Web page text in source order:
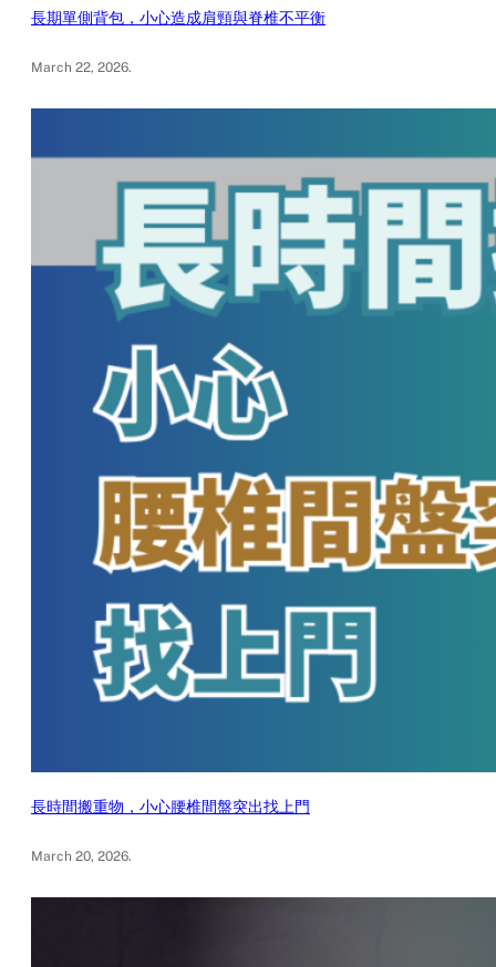
長期單側背包，小心造成肩頸與脊椎不平衡
March 22, 2026.
長時間搬重物，小心腰椎間盤突出找上門
March 20, 2026.